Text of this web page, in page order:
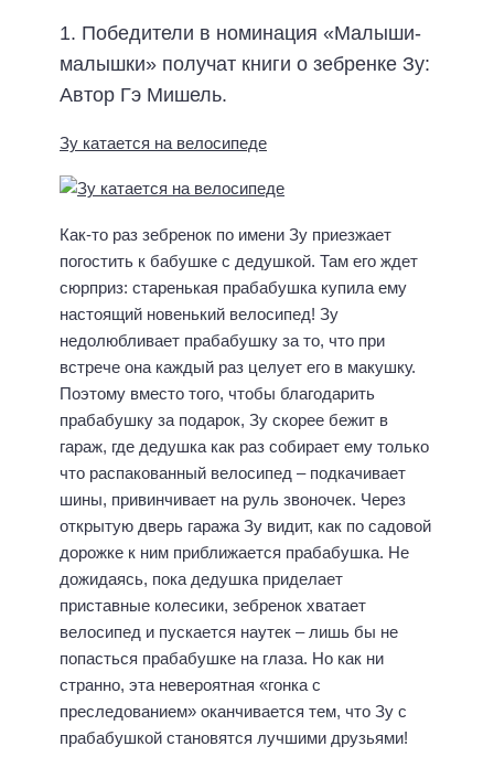
1. Победители в номинация «Малыши-
малышки» получат книги о зебренке Зу:
Автор Гэ Мишель.
Зу катается на велосипеде
Как-то раз зебренок по имени Зу приезжает
погостить к бабушке с дедушкой. Там его ждет
сюрприз: старенькая прабабушка купила ему
настоящий новенький велосипед! Зу
недолюбливает прабабушку за то, что при
встрече она каждый раз целует его в макушку.
Поэтому вместо того, чтобы благодарить
прабабушку за подарок, Зу скорее бежит в
гараж, где дедушка как раз собирает ему только
что распакованный велосипед – подкачивает
шины, привинчивает на руль звоночек. Через
открытую дверь гаража Зу видит, как по садовой
дорожке к ним приближается прабабушка. Не
дожидаясь, пока дедушка приделает
приставные колесики, зебренок хватает
велосипед и пускается наутек – лишь бы не
попасться прабабушке на глаза. Но как ни
странно, эта невероятная «гонка с
преследованием» оканчивается тем, что Зу с
прабабушкой становятся лучшими друзьями!